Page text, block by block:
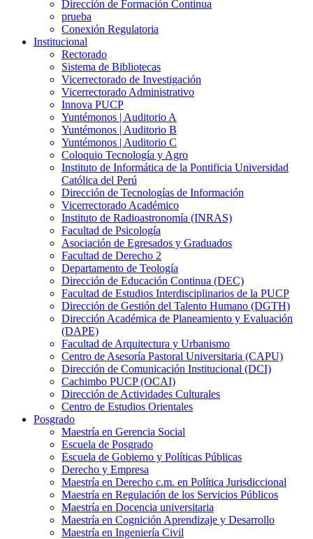
Dirección de Formación Continua
prueba
Conexión Regulatoria
Institucional
Rectorado
Sistema de Bibliotecas
Vicerrectorado de Investigación
Vicerrectorado Administrativo
Innova PUCP
Yuntémonos | Auditorio A
Yuntémonos | Auditorio B
Yuntémonos | Auditorio C
Coloquio Tecnología y Agro
Instituto de Informática de la Pontificia Universidad
Católica del Perú
Dirección de Tecnologías de Información
Vicerrectorado Académico
Instituto de Radioastronomía (INRAS)
Facultad de Psicología
Asociación de Egresados y Graduados
Facultad de Derecho 2
Departamento de Teología
Dirección de Educación Continua (DEC)
Facultad de Estudios Interdisciplinarios de la PUCP
Dirección de Gestión del Talento Humano (DGTH)
Dirección Académica de Planeamiento y Evaluación
(DAPE)
Facultad de Arquitectura y Urbanismo
Centro de Asesoría Pastoral Universitaria (CAPU)
Dirección de Comunicación Institucional (DCI)
Cachimbo PUCP (OCAI)
Dirección de Actividades Culturales
Centro de Estudios Orientales
Posgrado
Maestría en Gerencia Social
Escuela de Posgrado
Escuela de Gobierno y Políticas Públicas
Derecho y Empresa
Maestría en Derecho c.m. en Política Jurisdiccional
Maestría en Regulación de los Servicios Públicos
Maestría en Docencia universitaria
Maestría en Cognición Aprendizaje y Desarrollo
Maestría en Ingeniería Civil